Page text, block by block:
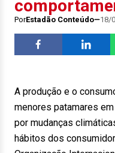
PorEstadão Conteúdo 18/
A produção e o
menores patamares
por mudanças
hábitos dos